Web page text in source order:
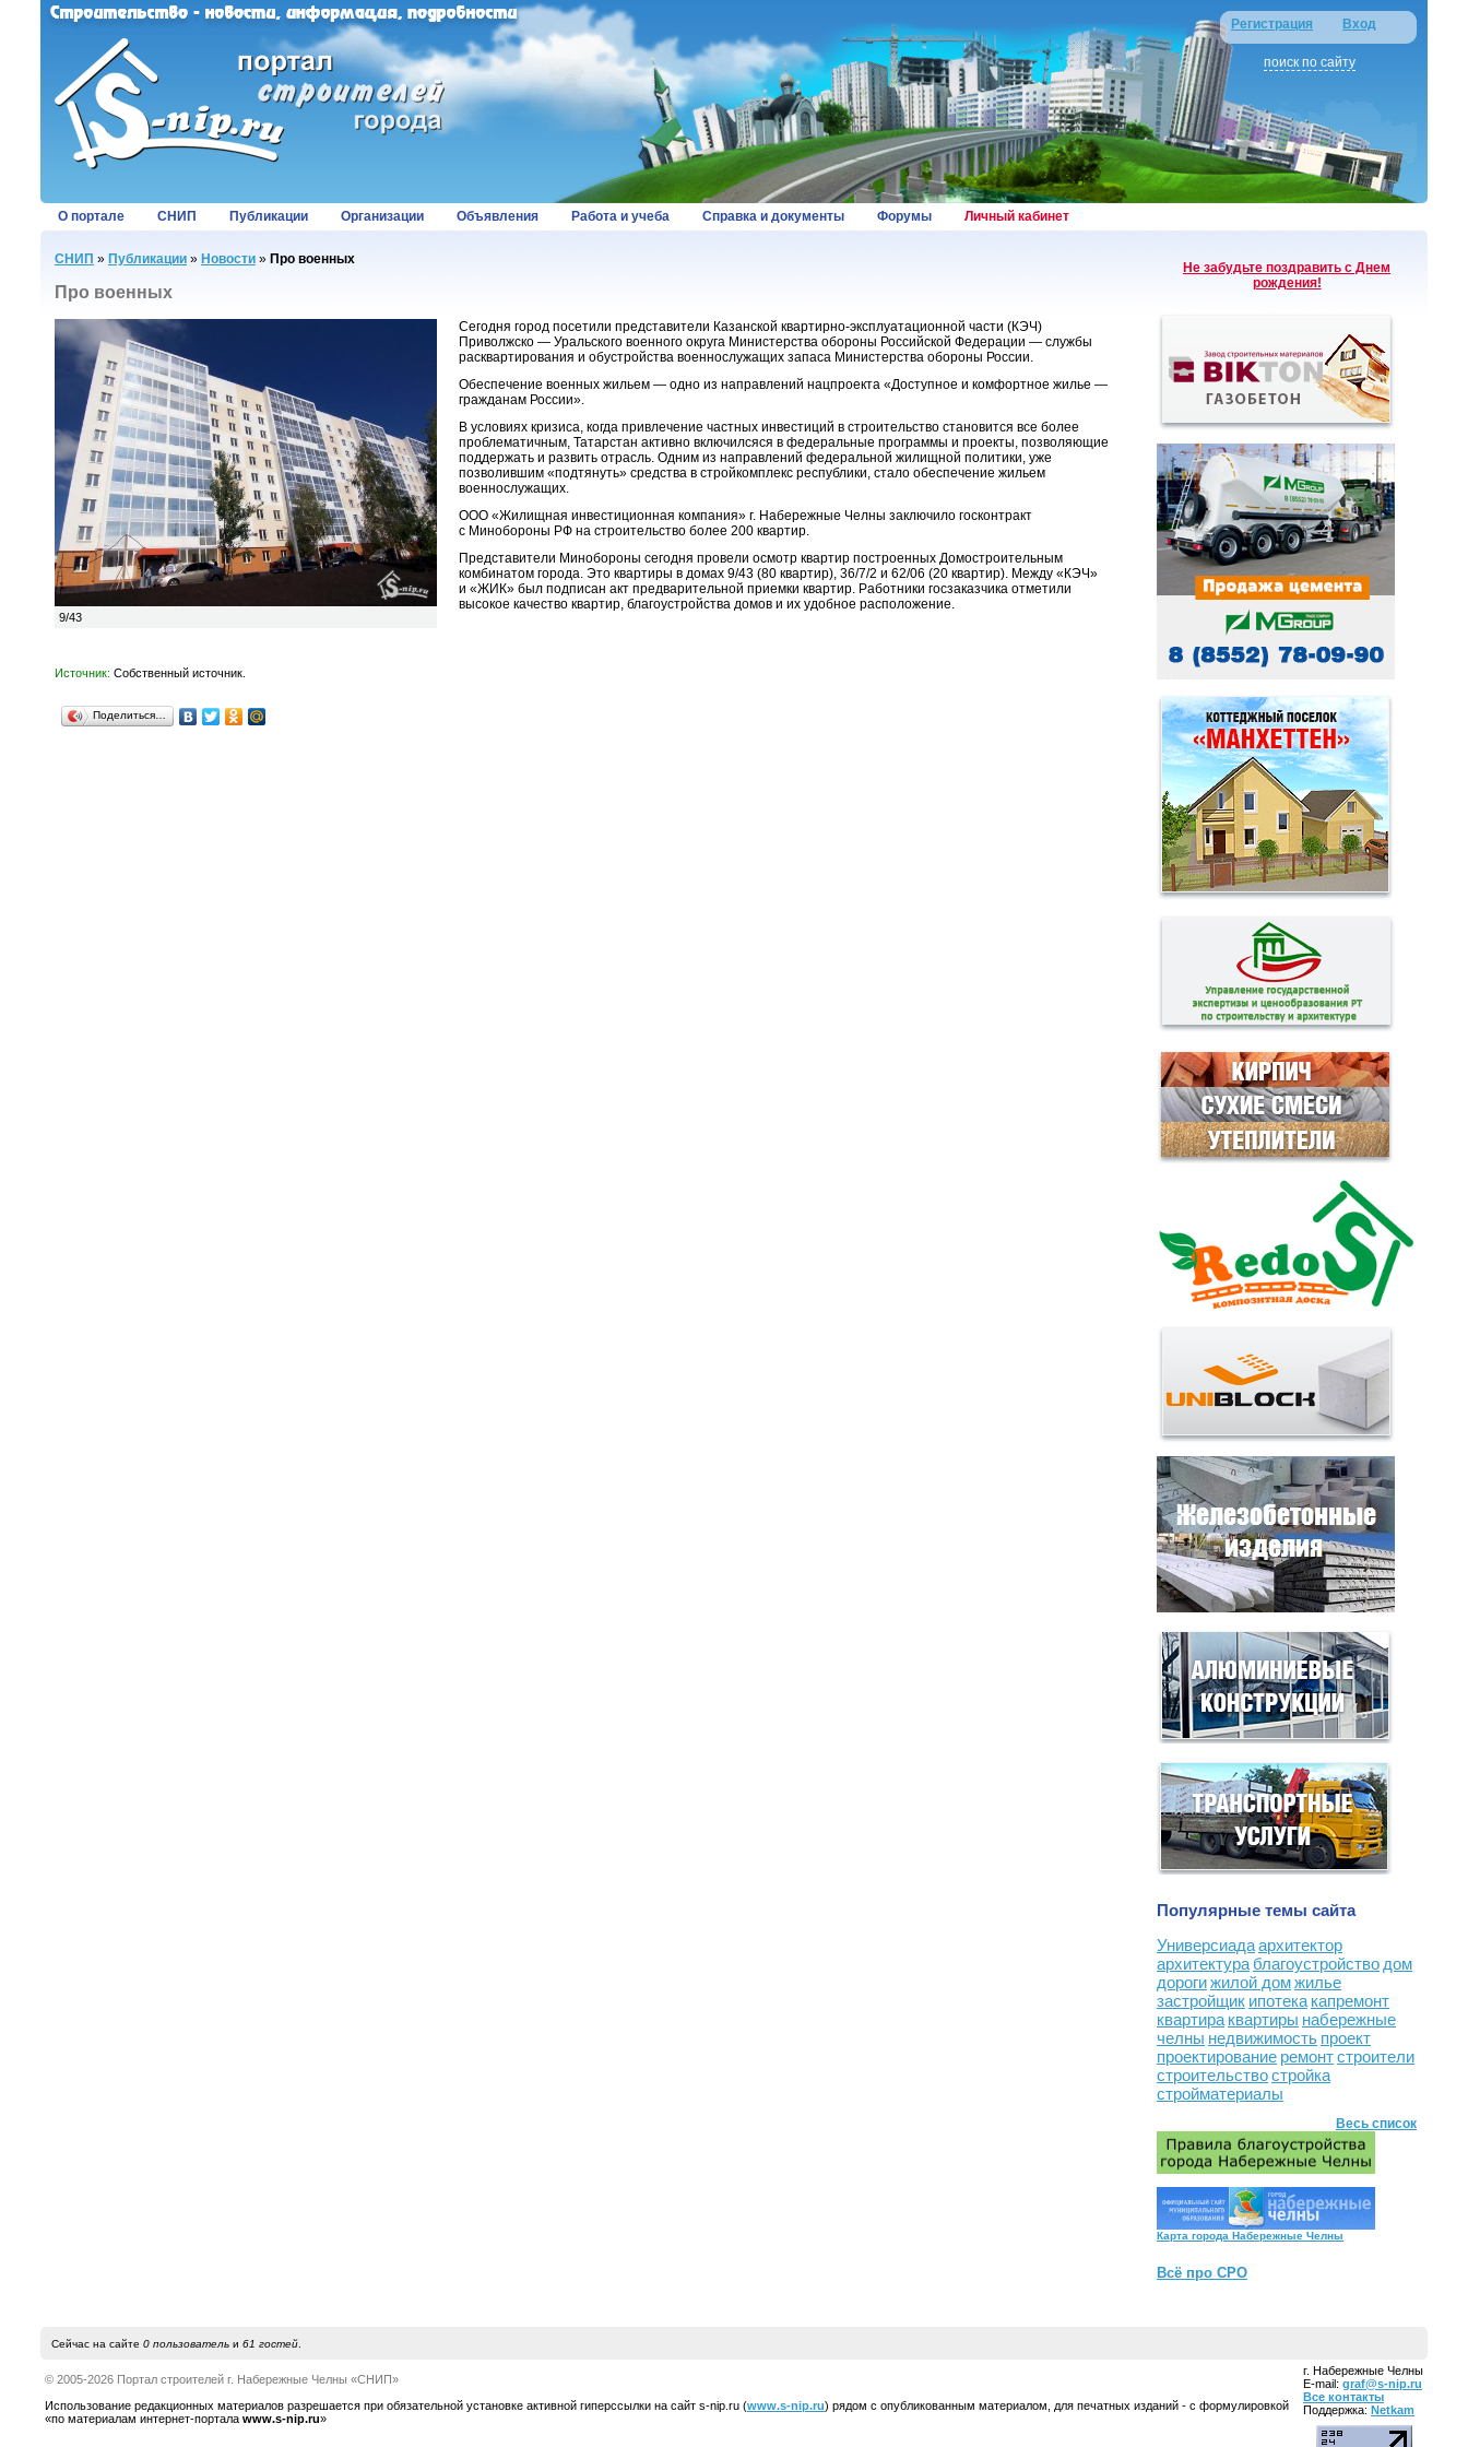
Регистрация Вход
поиск по сайту
О портале СНИП Публикации Организации Объявления Работа и учеба Справка и документы Форумы Личный кабинет
СНИП » Публикации » Новости » Про военных
Про военных
9/43
Сегодня город посетили представители Казанской квартирно-эксплуатационной части (КЭЧ)
Приволжско — Уральского военного округа Министерства обороны Российской Федерации — службы
расквартирования и обустройства военнослужащих запаса Министерства обороны России.
Обеспечение военных жильем — одно из направлений нацпроекта «Доступное и комфортное жилье —
гражданам России».
В условиях кризиса, когда привлечение частных инвестиций в строительство становится все более
проблематичным, Татарстан активно включилсяся в федеральные программы и проекты, позволяющие
поддержать и развить отрасль. Одним из направлений федеральной жилищной политики, уже
позволившим «подтянуть» средства в стройкомплекс республики, стало обеспечение жильем
военнослужащих.
ООО «Жилищная инвестиционная компания» г. Набережные Челны заключило госконтракт
с Минобороны РФ на строительство более 200 квартир.
Представители Минобороны сегодня провели осмотр квартир построенных Домостроительным
комбинатом города. Это квартиры в домах 9/43 (80 квартир), 36/7/2 и 62/06 (20 квартир). Между «КЭЧ»
и «ЖИК» был подписан акт предварительной приемки квартир. Работники госзаказчика отметили
высокое качество квартир, благоустройства домов и их удобное расположение.
Источник: Собственный источник.
Поделиться…
Не забудьте поздравить с Днем
рождения!
Популярные темы сайта
Универсиадаархитектор
архитектура благоустройство дом
дорогижилой домжилье
застройщик ипотека капремонт
квартира квартиры набережные
челны недвижимость проект
проектирование ремонтстроители
строительствостройка
стройматериалы
Весь список
Карта города Набережные Челны
Всё про СРО
Сейчас на сайте 0 пользовательи 61 гостей.
© 2005-2026 Портал строителей г. Набережные Челны «СНИП»
Использование редакционных материалов разрешается при обязательной установке активной гиперссылки на сайт s-nip.ru (www.s-nip.ru) рядом с опубликованным материалом, для печатных изданий - с формулировкой
«по материалам интернет-портала www.s-nip.ru»
г. Набережные Челны
E-mail: graf@s-nip.ru
Все контакты
Поддержка: Netkam